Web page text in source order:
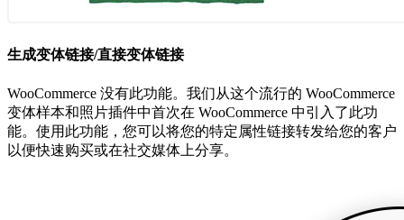
生成变体链接/直接变体链接
WooCommerce 没有此功能。我们从这个流行的 WooCommerce
变体样本和照片插件中首次在 WooCommerce 中引入了此功
能。使用此功能，您可以将您的特定属性链接转发给您的客户
以便快速购买或在社交媒体上分享。